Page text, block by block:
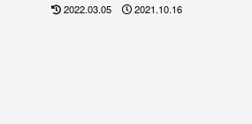
2022.03.05 2021.10.16